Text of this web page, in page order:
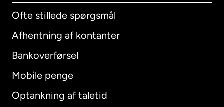
Ofte stillede spørgsmål
Afhentning af kontanter
Bankoverførsel
Mobile penge
Optankning af taletid